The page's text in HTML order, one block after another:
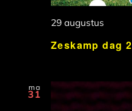
Zeskamp dag 2
29 augustus
ma
31